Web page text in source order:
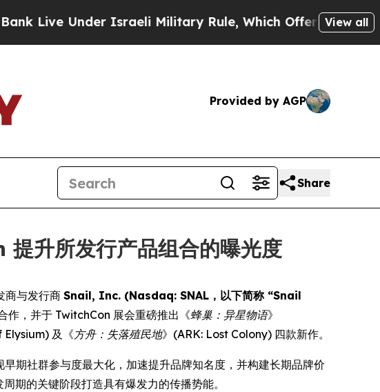
Under Israeli Military Rule, Which Offers Them few, if
View all
Provided by AGP
Share
升所发行产品组合的曝光度
商与发行商 Snail, Inc. (Nasdaq: SNAL，以下简称 “Snail
作，并于 TwitchCon 展会重磅推出《蜂巢：异星物语》
Elysium) 及《方舟：失落殖民地》(ARK: Lost Colony) 四款新作。
期社群参与度最大化，加速提升品牌知名度，并构建长期品牌价
期的关键阶段打造具有爆发力的传播势能。